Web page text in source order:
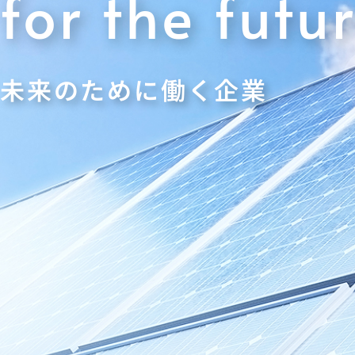
未来のために働く企業